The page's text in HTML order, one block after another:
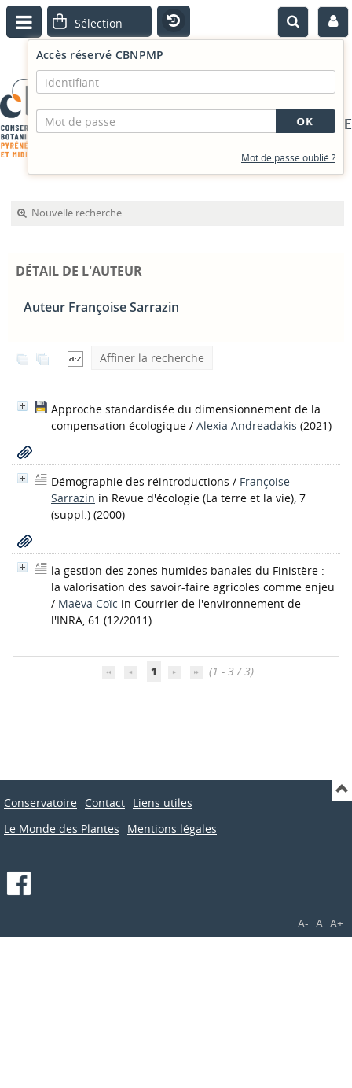
PORTAIL DOCUMENTAIRE
Accès réservé CBNPMP
Mot de passe oublié ?
Nouvelle recherche
DÉTAIL DE L'AUTEUR
Auteur Françoise Sarrazin
Affiner la recherche
Approche standardisée du dimensionnement de la
compensation écologique / Alexia Andreadakis (2021)
Démographie des réintroductions / Françoise
Sarrazin in Revue d'écologie (La terre et la vie), 7
(suppl.) (2000)
la gestion des zones humides banales du Finistère :
la valorisation des savoir-faire agricoles comme enjeu
/ Maëva Coïc in Courrier de l'environnement de
l'INRA, 61 (12/2011)
1 (1 - 3 / 3)
Conservatoire Contact Liens utiles
Le Monde des Plantes
Mentions légales
A- A A+